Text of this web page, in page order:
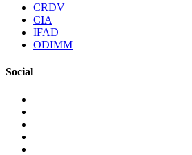
CRDV
CIA
IFAD
ODIMM
Social